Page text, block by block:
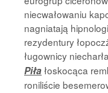
niecwałowaniu
nagniatają
rezydentury
ługownicy
Piłałoskocąca
roniliście